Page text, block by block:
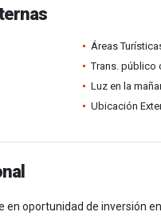
Áreas
Trans. público
Luz en la
Ubicación
en oportunidad de inversión